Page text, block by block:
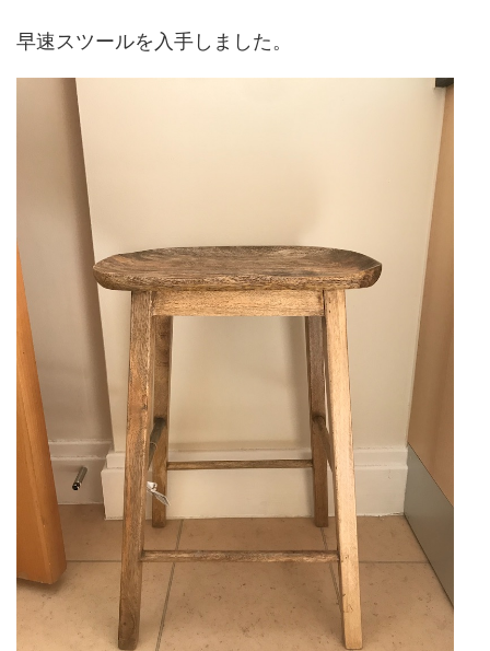
早速スツールを入手しました。